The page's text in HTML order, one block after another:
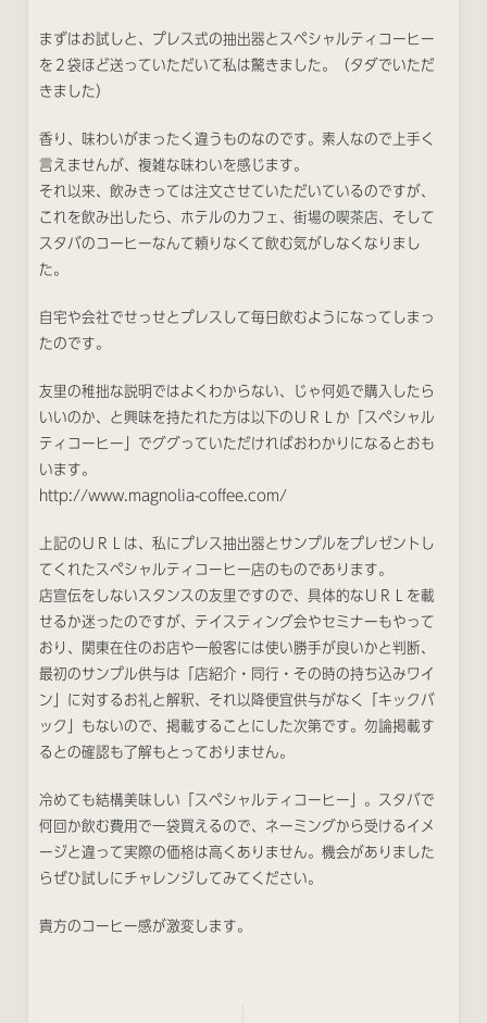
まずはお試しと、プレス式の抽出器とスペシャルティコーヒー
を２袋ほど送っていただいて私は驚きました。（タダでいただ
きました）
香り、味わいがまったく違うものなのです。素人なので上手く
言えませんが、複雑な味わいを感じます。
それ以来、飲みきっては注文させていただいているのですが、
これを飲み出したら、ホテルのカフェ、街場の喫茶店、そして
スタバのコーヒーなんて頼りなくて飲む気がしなくなりまし
た。
自宅や会社でせっせとプレスして毎日飲むようになってしまっ
たのです。
友里の稚拙な説明ではよくわからない、じゃ何処で購入したら
いいのか、と興味を持たれた方は以下のＵＲＬか「スペシャル
ティコーヒー」でググっていただければおわかりになるとおも
います。
http://www.magnolia-coffee.com/
上記のＵＲＬは、私にプレス抽出器とサンプルをプレゼントし
てくれたスペシャルティコーヒー店のものであります。
店宣伝をしないスタンスの友里ですので、具体的なＵＲＬを載
せるか迷ったのですが、テイスティング会やセミナーもやって
おり、関東在住のお店や一般客には使い勝手が良いかと判断、
最初のサンプル供与は「店紹介・同行・その時の持ち込みワイ
ン」に対するお礼と解釈、それ以降便宜供与がなく「キックバ
ック」もないので、掲載することにした次第です。勿論掲載す
るとの確認も了解もとっておりません。
冷めても結構美味しい「スペシャルティコーヒー」。スタバで
何回か飲む費用で一袋買えるので、ネーミングから受けるイメ
ージと違って実際の価格は高くありません。機会がありました
らぜひ試しにチャレンジしてみてください。
貴方のコーヒー感が激変します。